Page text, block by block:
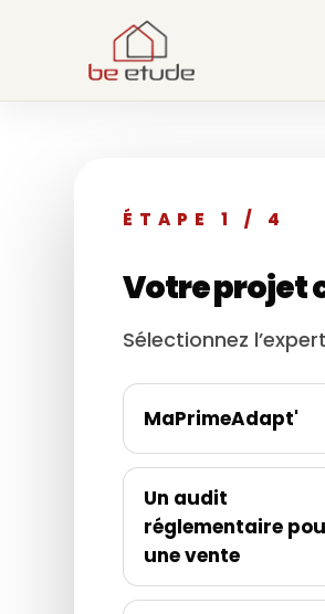
ÉTAPE1 / 4
Votre projet
Sélectionnez
MaPrimeAdapt'
Un audit
réglementaire
une vente